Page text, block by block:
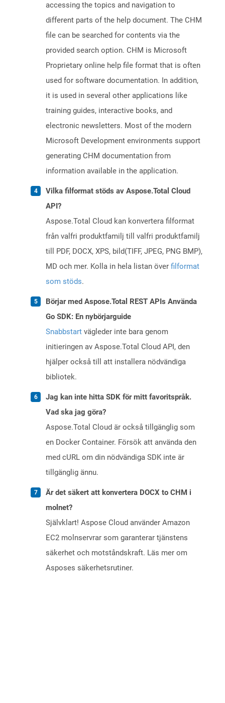
accessing the topics and navigation to
different parts of the help document. The CHM
file can be searched for contents via the
provided search option. CHM is Microsoft
Proprietary online help file format that is often
used for software documentation. In addition,
it is used in several other applications like
training guides, interactive books, and
electronic newsletters. Most of the modern
Microsoft Development environments support
generating CHM documentation from
information available in the application.
Vilka filformat stöds av Aspose.Total Cloud
API?
Aspose.Total Cloud kan konvertera filformat
från valfri produktfamilj till valfri produktfamilj
till PDF, DOCX, XPS, bild(TIFF, JPEG, PNG BMP),
MD och mer. Kolla in hela listan över filformat
som stöds.
Börjar med Aspose.Total REST APIs Använda
Go SDK: En nybörjarguide
Snabbstart vägleder inte bara genom
initieringen av Aspose.Total Cloud API, den
hjälper också till att installera nödvändiga
bibliotek.
Jag kan inte hitta SDK för mitt favoritspråk.
Vad ska jag göra?
Aspose.Total Cloud är också tillgänglig som
en Docker Container. Försök att använda den
med cURL om din nödvändiga SDK inte är
tillgänglig ännu.
Är det säkert att konvertera DOCX to CHM i
molnet?
Självklart! Aspose Cloud använder Amazon
EC2 molnservrar som garanterar tjänstens
säkerhet och motståndskraft. Läs mer om
Asposes säkerhetsrutiner.